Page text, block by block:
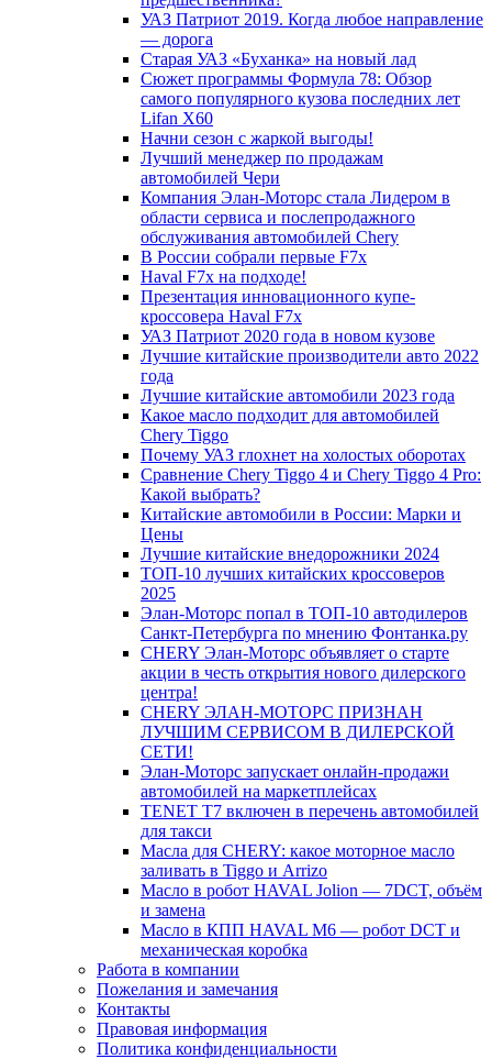
УАЗ Патриот 2019. Когда любое направление
— дорога
Старая УАЗ «Буханка» на новый лад
Сюжет программы Формула 78: Обзор
самого популярного кузова последних лет
Lifan X60
Начни сезон с жаркой выгоды!
Лучший менеджер по продажам
автомобилей Чери
Компания Элан-Моторс стала Лидером в
области сервиса и послепродажного
обслуживания автомобилей Chery
В России собрали первые F7x
Haval F7x на подходе!
Презентация инновационного купе-
кроссовера Haval F7x
УАЗ Патриот 2020 года в новом кузове
Лучшие китайские производители авто 2022
года
Лучшие китайские автомобили 2023 года
Какое масло подходит для автомобилей
Chery Tiggo
Почему УАЗ глохнет на холостых оборотах
Сравнение Chery Tiggo 4 и Chery Tiggo 4 Pro:
Какой выбрать?
Китайские автомобили в России: Марки и
Цены
Лучшие китайские внедорожники 2024
ТОП-10 лучших китайских кроссоверов
2025
Элан-Моторс попал в ТОП-10 автодилеров
Санкт-Петербурга по мнению Фонтанка.ру
CHERY Элан-Моторс объявляет о старте
акции в честь открытия нового дилерского
центра!
CHERY ЭЛАН-МОТОРС ПРИЗНАН
ЛУЧШИМ СЕРВИСОМ В ДИЛЕРСКОЙ
СЕТИ!
Элан-Моторс запускает онлайн-продажи
автомобилей на маркетплейсах
TENET T7 включен в перечень автомобилей
для такси
Масла для CHERY: какое моторное масло
заливать в Tiggo и Arrizo
Масло в робот HAVAL Jolion — 7DCT, объём
и замена
Масло в КПП HAVAL M6 — робот DCT и
механическая коробка
Работа в компании
Пожелания и замечания
Контакты
Правовая информация
Политика конфиденциальности